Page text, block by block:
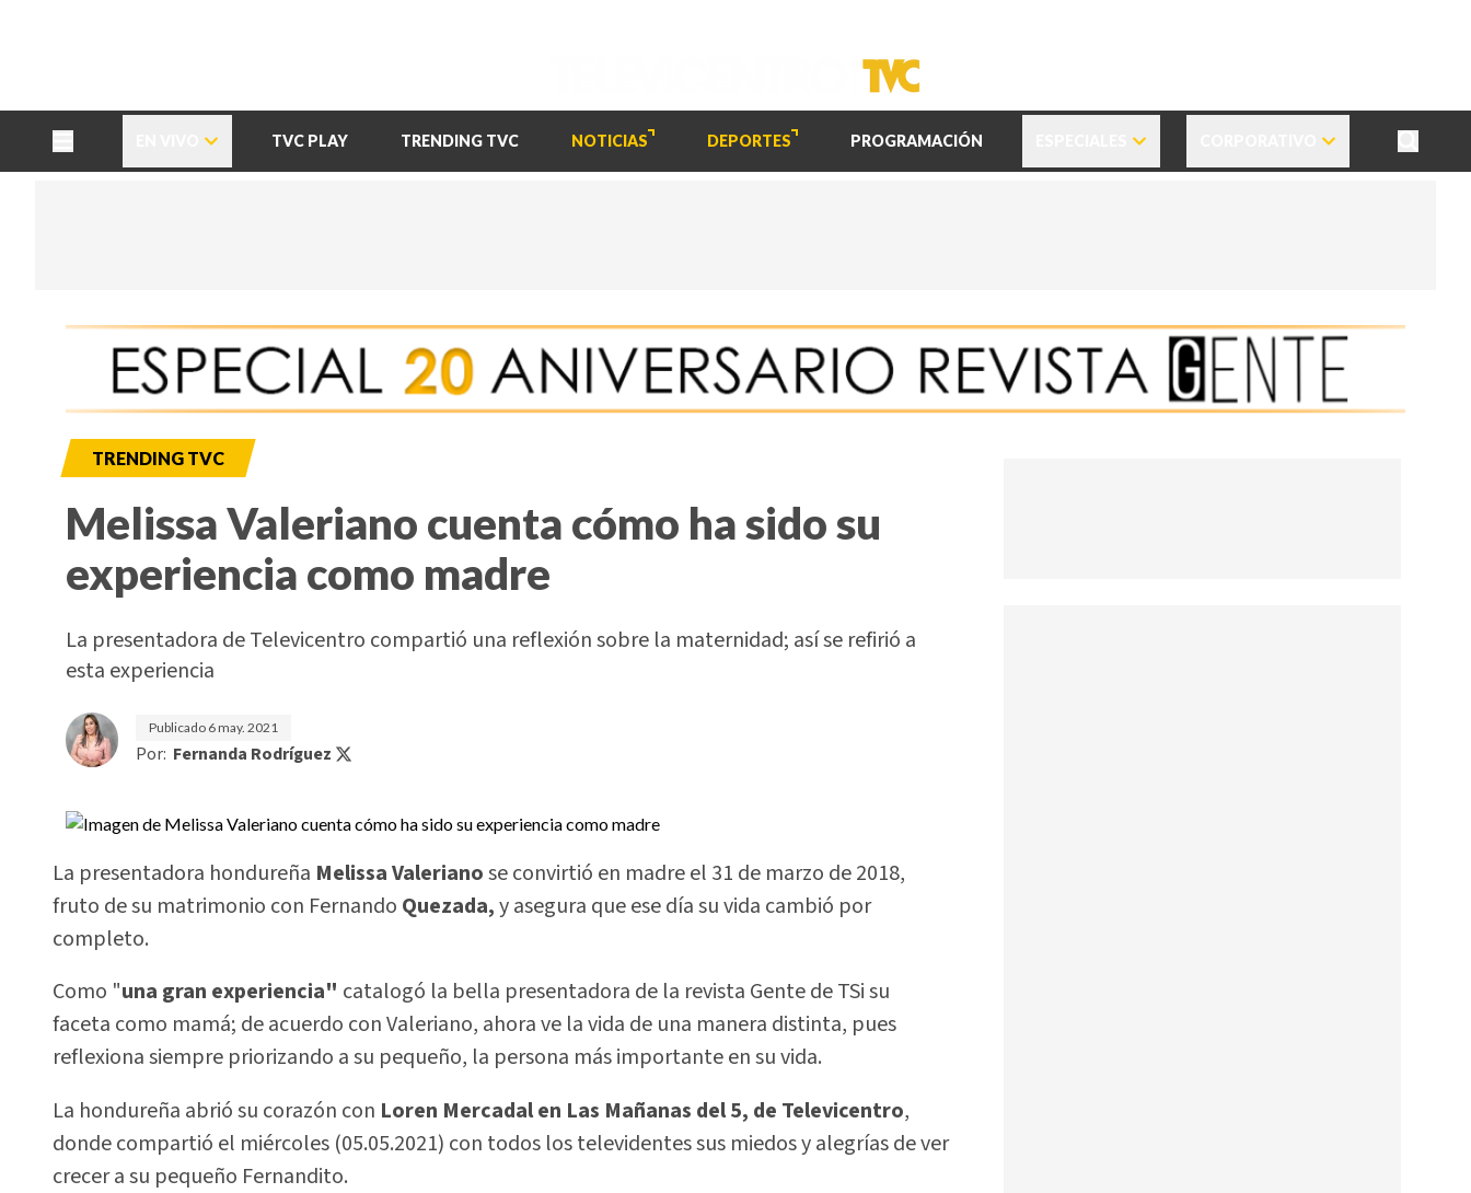
TVC PLAY TRENDING TVC NOTICIAS DEPORTES PROGRAMACIÓN
TRENDING TVC
Melissa Valeriano cuenta cómo ha sido su
experiencia como madre
La presentadora de Televicentro compartió una reflexión sobre la maternidad; así se refirió a
esta experiencia
Publicado 6 may. 2021
Por: Fernanda Rodríguez
La presentadora hondureña Melissa Valerianose convirtió en madre el 31 de marzo de 2018,
fruto de su matrimonio con Fernando Quezada,y asegura que ese día su vida cambió por
completo.
Como "una gran experiencia" catalogó la bella presentadora de la revista Gente de TSi su
faceta como mamá; de acuerdo con Valeriano, ahora ve la vida de una manera distinta, pues
reflexiona siempre priorizando a su pequeño, la persona más importante en su vida.
La hondureña abrió su corazón con Loren Mercadal en Las Mañanas del 5, de Televicentro,
donde compartió el miércoles (05.05.2021) con todos los televidentes sus miedos y alegrías de ver
crecer a su pequeño Fernandito.